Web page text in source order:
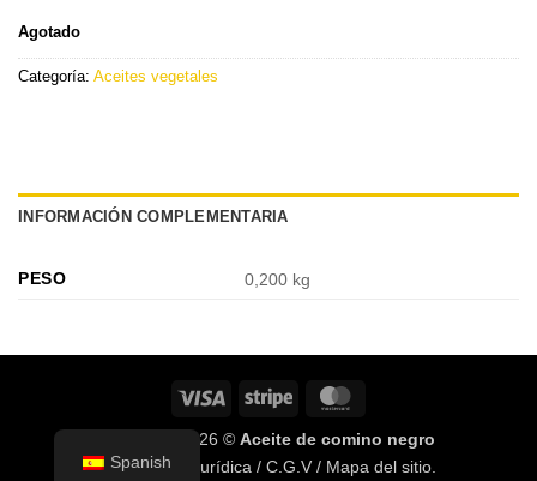
Agotado
Categoría: Aceites vegetales
INFORMACIÓN COMPLEMENTARIA
PESO 0,200 kg
Visa Raya
Copyright 2026 © Aceite de comino negro
Información jurídica/ C.G.V/ Mapa del sitio.
Spanish